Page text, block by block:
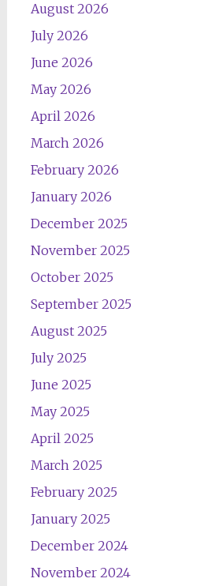
August 2026
July 2026
June 2026
May 2026
April 2026
March 2026
February 2026
January 2026
December 2025
November 2025
October 2025
September 2025
August 2025
July 2025
June 2025
May 2025
April 2025
March 2025
February 2025
January 2025
December 2024
November 2024